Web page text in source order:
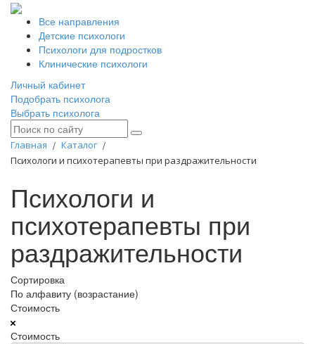
Все направления
Детские психологи
Психологи для подростков
Клинические психологи
Личный кабинет
Подобрать психолога
Выбрать психолога
Главная / Каталог /
Психологи и психотерапевты при раздражительности
Психологи и
психотерапевты при
раздражительности
Сортировка
По алфавиту (возрастание)
Стоимость
Стоимость